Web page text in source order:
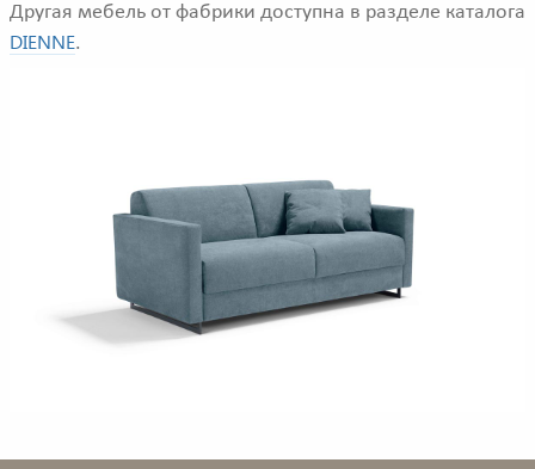
Другая мебель от фабрики доступна в разделе каталога
DIENNE.